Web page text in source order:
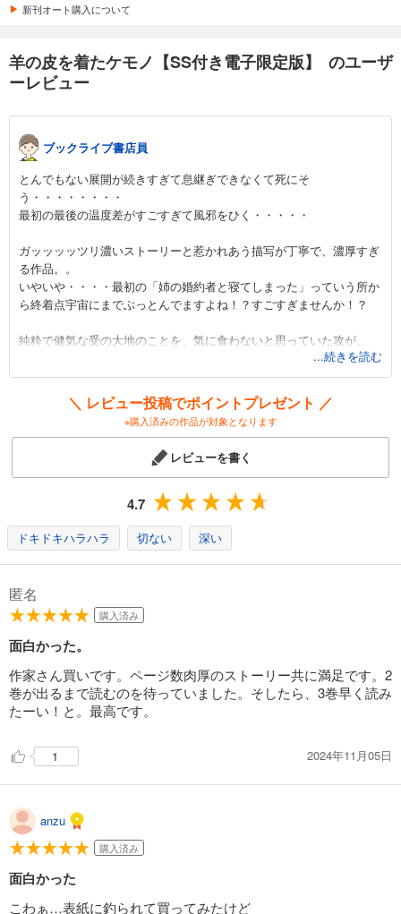
新刊オート購入について
羊の皮を着たケモノ【SS付き電子限定版】 のユーザ
ーレビュー
ブックライブ書店員
とんでもない展開が続きすぎて息継ぎできなくて死にそ
う・・・・・・・・
最初の最後の温度差がすごすぎて風邪をひく・・・・・
ガッッッッツリ濃いストーリーと惹かれあう描写が丁寧で、濃厚すぎ
る作品。。
いやいや・・・・最初の「姉の婚約者と寝てしまった」っていう所か
ら終着点宇宙にまでぶっとんでますよね！？すごすぎませんか！？
純粋で健気な受の大地のことを、気に食わないと思っていた攻が、
「好き」に変わる変化を描くストーリーが心にグサッと刺さって、知
らず知らずに手に汗握りながら「幸せになってくれ…お願いだ…」と
祈ってしまいました・・・・。誰かを好きになるってすごい。
...続きを読む
＼ レビュー投稿でポイントプレゼント ／
※購入済みの作品が対象となります
レビューを書く
4.7
ドキドキハラハラ 切ない 深い
匿名
購入済み
面白かった。
作家さん買いです。ページ数肉厚のストーリー共に満足です。2
巻が出るまで読むのを待っていました。そしたら、3巻早く読み
たーい！と。最高です。
1 2024年11月05日
anzu
購入済み
面白かった
こわぁ…表紙に釣られて買ってみたけど